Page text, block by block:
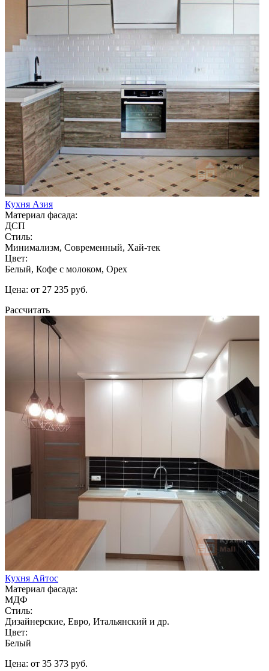
Кухня Азия
Материал фасада:
ДСП
Стиль:
Минимализм, Современный, Хай-тек
Цвет:
Белый, Кофе с молоком, Орех
Цена: от 27 235 руб.
Рассчитать
Кухня Айтос
Материал фасада:
МДФ
Стиль:
Дизайнерские, Евро, Итальянский и др.
Цвет:
Белый
Цена: от 35 373 руб.